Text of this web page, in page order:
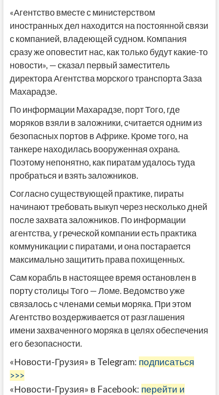
«Агентство вместе с министерством
иностранных дел находится на постоянной связи
с компанией, владеющей судном. Компания
сразу же оповестит нас, как только будут какие-то
новости», — сказал первый заместитель
директора Агентства морского транспорта Заза
Махарадзе.
По информации Махарадзе, порт Того, где
моряков взяли в заложники, считается одним из
безопасных портов в Африке. Кроме того, на
танкере находилась вооруженная охрана.
Поэтому непонятно, как пиратам удалось туда
пробраться и взять заложников.
Согласно существующей практике, пираты
начинают требовать выкуп через несколько дней
после захвата заложников. По информации
агентства, у греческой компании есть практика
коммуникации с пиратами, и она постарается
максимально защитить права похищенных.
Сам корабль в настоящее время остановлен в
порту столицы Того — Ломе. Ведомство уже
связалось с членами семьи моряка. При этом
Агентство воздерживается от разглашения
имени захваченного моряка в целях обеспечения
его безопасности.
«Новости-Грузия» в Telegram: подписаться
>>>
«Новости-Грузия» в Facebook: перейти и